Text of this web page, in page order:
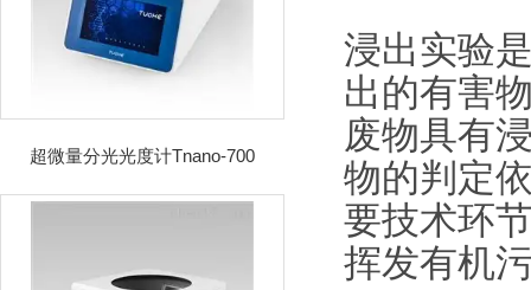
超微量分光光度计Tnano-700
浸出实验
出的有害
废物具有
物的判定
要技术环
挥发有机